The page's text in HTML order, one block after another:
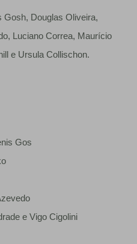
Gosh, Douglas Oliveira,
Luciano Correa, Maurício
e Ursula Collischon.
Gos
e Vigo Cigolini